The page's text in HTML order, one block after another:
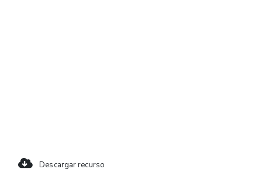
Descargar recurso